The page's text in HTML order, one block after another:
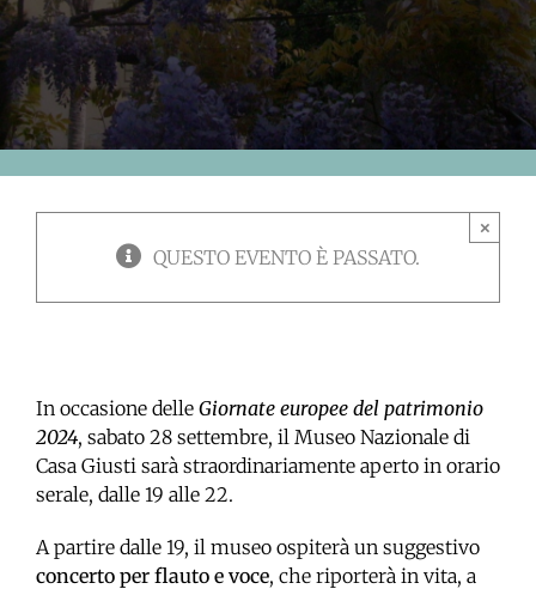
QUESTO EVENTO È PASSATO.
×
In occasione delle Giornate europee del patrimonio
2024, sabato 28 settembre, il Museo Nazionale di
Casa Giusti sarà straordinariamente aperto in orario
serale, dalle 19 alle 22.
A partire dalle 19, il museo ospiterà un suggestivo
concerto per flauto e voce, che riporterà in vita, a